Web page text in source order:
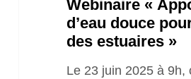
Webinaire «
d’eau douce
des estuaires »
Le 23 juin 2025 à 9h,